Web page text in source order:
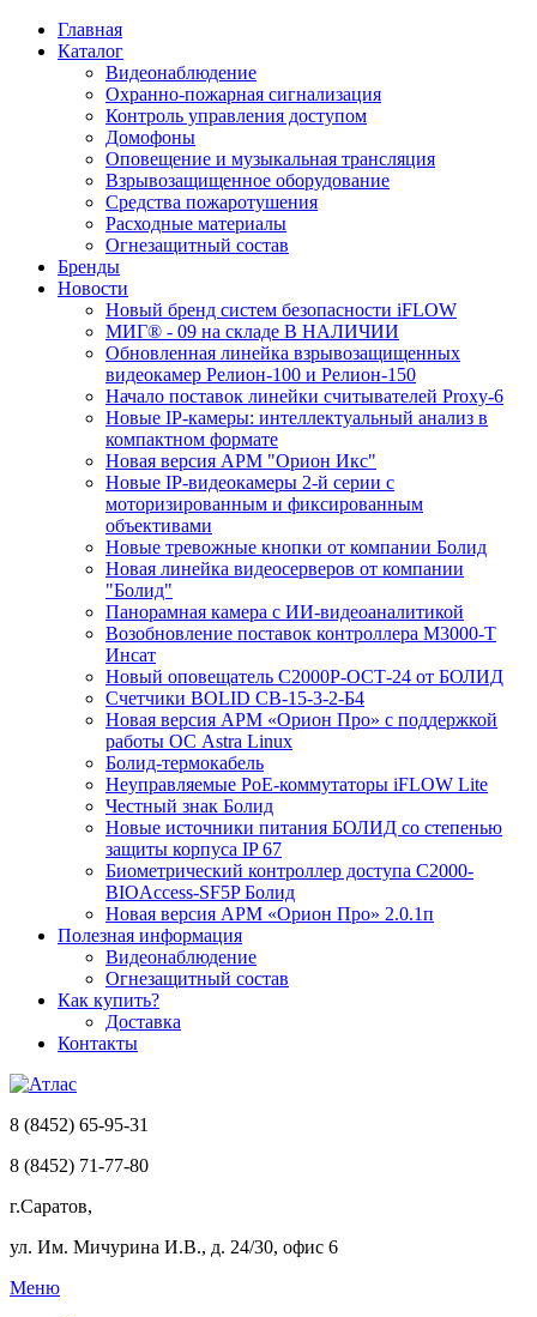
Главная
Каталог
Видеонаблюдение
Охранно-пожарная сигнализация
Контроль управления доступом
Домофоны
Оповещение и музыкальная трансляция
Взрывозащищенное оборудование
Средства пожаротушения
Расходные материалы
Огнезащитный состав
Бренды
Новости
Новый бренд систем безопасности iFLOW
МИГ® - 09 на складе В НАЛИЧИИ
Обновленная линейка взрывозащищенных
видеокамер Релион-100 и Релион-150
Начало поставок линейки считывателей Proxy-6
Новые IP-камеры: интеллектуальный анализ в
компактном формате
Новая версия АРМ "Орион Икс"
Новые IP-видеокамеры 2-й серии с
моторизированным и фиксированным
объективами
Новые тревожные кнопки от компании Болид
Новая линейка видеосерверов от компании
"Болид"
Панорамная камера с ИИ-видеоаналитикой
Возобновление поставок контроллера М3000-Т
Инсат
Новый оповещатель С2000Р-ОСТ-24 от БОЛИД
Счетчики BOLID СВ-15-3-2-Б4
Новая версия АРМ «Орион Про» с поддержкой
работы ОС Astra Linux
Болид-термокабель
Неуправляемые PoE-коммутаторы iFLOW Lite
Честный знак Болид
Новые источники питания БОЛИД со степенью
защиты корпуса IP 67
Биометрический контроллер доступа С2000-
BIOAccess-SF5P Болид
Новая версия АРМ «Орион Про» 2.0.1п
Полезная информация
Видеонаблюдение
Огнезащитный состав
Как купить?
Доставка
Контакты
8 (8452) 65-95-31
8 (8452) 71-77-80
г.Саратов,
ул. Им. Мичурина И.В., д. 24/30, офис 6
Меню